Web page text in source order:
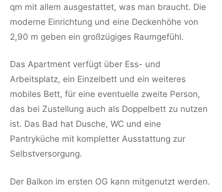
qm mit allem ausgestattet, was man braucht. Die
moderne Einrichtung und eine Deckenhöhe von
2,90 m geben ein großzügiges Raumgefühl.
Das Apartment verfügt über Ess- und
Arbeitsplatz, ein Einzelbett und ein weiteres
mobiles Bett, für eine eventuelle zweite Person,
das bei Zustellung auch als Doppelbett zu nutzen
ist. Das Bad hat Dusche, WC und eine
Pantryküche mit kompletter Ausstattung zur
Selbstversorgung.
Der Balkon im ersten OG kann mitgenutzt werden.